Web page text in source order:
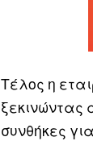
Τέλος η
ξεκινώντας
συνθήκες